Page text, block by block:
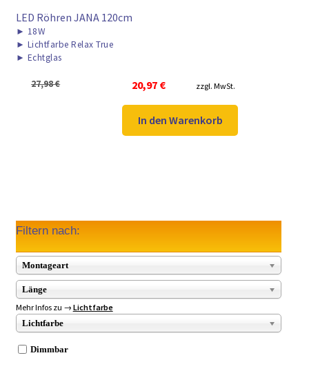
LED Röhren JANA 120cm
► 18W
► Lichtfarbe Relax True
► Echtglas
27,98€
Ursprünglicher
war:
27,98 €
20,97 €
Aktueller
ist:
20,97 €.
zzgl. MwSt.
In den Warenkorb
Filtern nach:
Montageart
Länge
Mehr Infos zu → Lichtfarbe
Lichtfarbe
Dimmbar